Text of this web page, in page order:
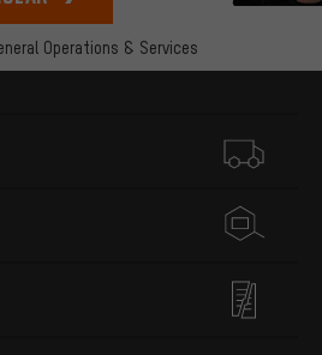
Operations & Services